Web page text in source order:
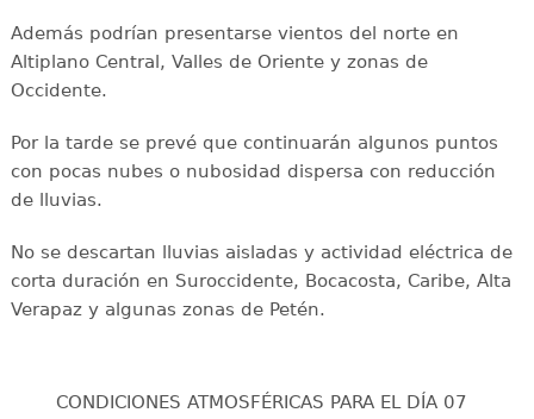
Además podrían presentarse vientos del norte en
Altiplano Central, Valles de Oriente y zonas de
Occidente.
Por la tarde se prevé que continuarán algunos puntos
con pocas nubes o nubosidad dispersa con reducción
de lluvias.
No se descartan lluvias aisladas y actividad eléctrica de
corta duración en Suroccidente, Bocacosta, Caribe, Alta
Verapaz y algunas zonas de Petén.
CONDICIONES ATMOSFÉRICAS PARA EL DÍA 07